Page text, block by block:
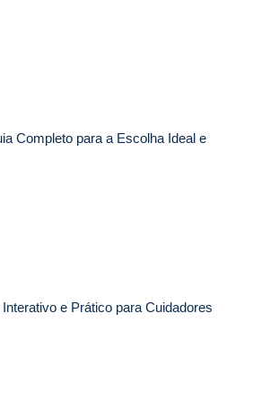
Completo para a Escolha Ideal e
e Prático para Cuidadores